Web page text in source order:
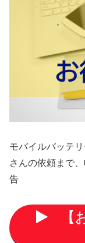
モバイルバッテ
さんの依頼まで
告
【